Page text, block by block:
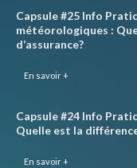
Capsule #25 Info
météorologiques :
d’assurance?
En savoir +
Capsule #24 Info
Quelle est la
En savoir +